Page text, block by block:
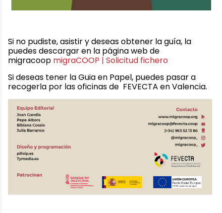
Si no pudiste, asistir y deseas obtener la guía, la
puedes descargar en la página web de
migracoop migraCOOP | Solicitud fichero
Si deseas tener la Guia en Papel, puedes pasar a
recogerla por las oficinas de FEVECTA en Valencia.